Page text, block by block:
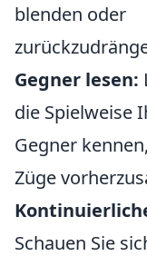
blenden oder
Gegner lesen:
die Spielweise
Gegner
Züge
Schauen Sie